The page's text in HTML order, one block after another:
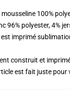
100%
96% polyester, 4%
imprimé
construit et
est fait juste